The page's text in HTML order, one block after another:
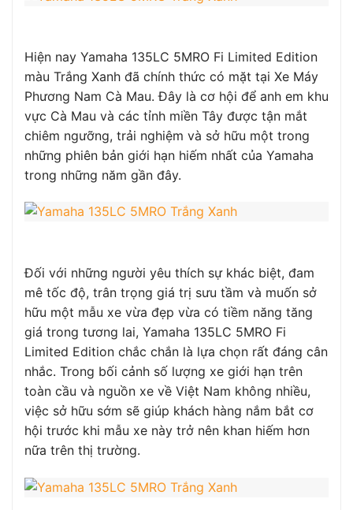
Hiện nay Yamaha 135LC 5MRO Fi Limited Edition
màu Trắng Xanh đã chính thức có mặt tại Xe Máy
Phương Nam Cà Mau. Đây là cơ hội để anh em khu
vực Cà Mau và các tỉnh miền Tây được tận mắt
chiêm ngưỡng, trải nghiệm và sở hữu một trong
những phiên bản giới hạn hiếm nhất của Yamaha
trong những năm gần đây.
Đối với những người yêu thích sự khác biệt, đam
mê tốc độ, trân trọng giá trị sưu tầm và muốn sở
hữu một mẫu xe vừa đẹp vừa có tiềm năng tăng
giá trong tương lai, Yamaha 135LC 5MRO Fi
Limited Edition chắc chắn là lựa chọn rất đáng cân
nhắc. Trong bối cảnh số lượng xe giới hạn trên
toàn cầu và nguồn xe về Việt Nam không nhiều,
việc sở hữu sớm sẽ giúp khách hàng nắm bắt cơ
hội trước khi mẫu xe này trở nên khan hiếm hơn
nữa trên thị trường.